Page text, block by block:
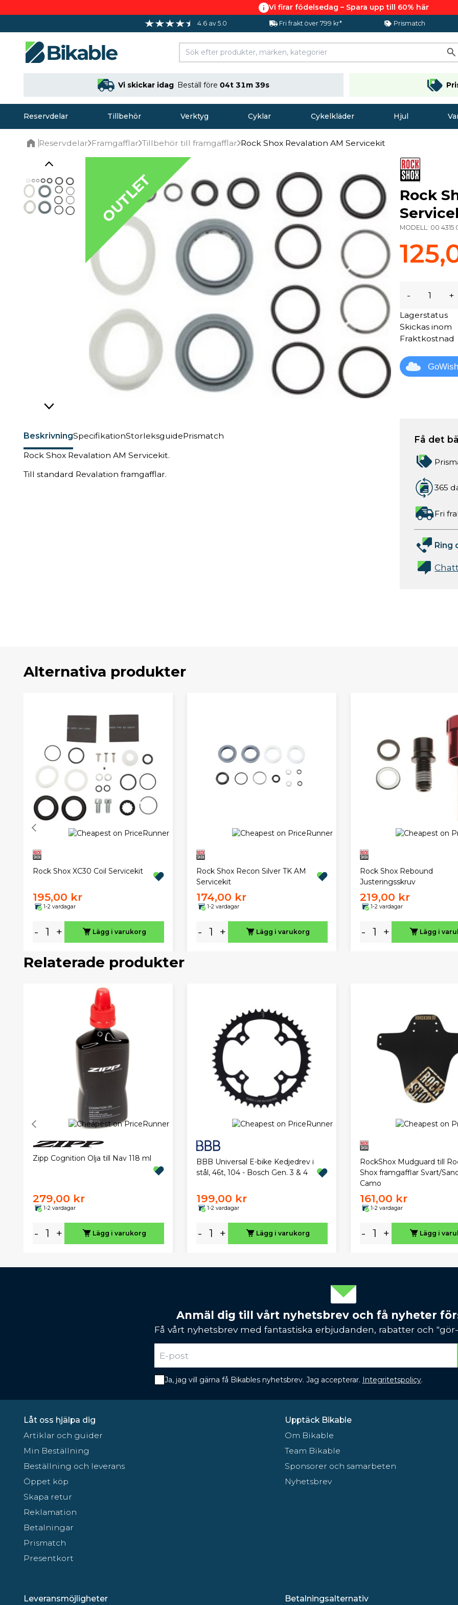
Vi firar födelsedag – Spara upp till 60% här
4.6 av 5.0 Fri frakt över 799 kr* Prismatch
Vi skickar idag Beställ före 04t 31m 38s
Reservdelar Tillbehör Verktyg Cyklar Cykelkläder Hjul
Reservdelar Framgafflar Tillbehör till framgafflar Rock Shox Revalation AM Servicekit
OUTLET
BeskrivningSpecifikationStorleksguidePrismatch
Rock Shox Revalation AM Servicekit.
Till standard Revalation framgafflar.
Rock
MODELL: 00 4315
- +
Lagerstatus
Skickas inom
Fraktkostnad
GoWish
Få det
365
Fri
Ring
Alternativa produkter
Rock Shox XC30 Coil Servicekit
195,00 kr
1-2 vardagar
- + Lägg i varukorg
Rock Shox Recon Silver TK AM
Servicekit
174,00 kr
1-2 vardagar
- + Lägg i varukorg
Rock Shox Rebound
Justeringsskruv
219,00 kr
1-2 vardagar
- + Lägg i
Relaterade produkter
Zipp Cognition Olja till Nav 118 ml
279,00 kr
1-2 vardagar
- + Lägg i varukorg
BBB Universal E-bike Kedjedrev i
stål, 46t, 104 - Bosch Gen. 3 & 4
199,00 kr
1-2 vardagar
- + Lägg i varukorg
RockShox Mudguard till
Shox framgafflar Svart/
Camo
161,00 kr
1-2 vardagar
- + Lägg i
Anmäl dig till vårt nyhetsbrev och få nyheter
Få vårt nyhetsbrev med fantastiska erbjudanden, rabatter och
Ja, jag vill gärna få Bikables nyhetsbrev. Jag accepterar. Integritetspolicy.
Låt oss hjälpa dig
Artiklar och guider
Min Beställning
Beställning och leverans
Öppet köp
Skapa retur
Reklamation
Betalningar
Prismatch
Presentkort
Upptäck Bikable
Om Bikable
Team Bikable
Sponsorer och samarbeten
Nyhetsbrev
Leveransmöjligheter Betalningsalternativ